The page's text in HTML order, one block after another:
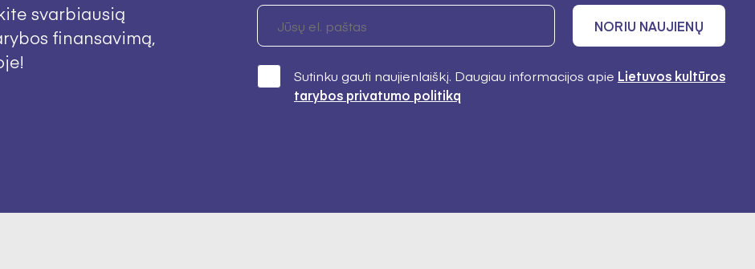
svarbiausią
finansavimą,
NORIU NAUJIENŲ
Sutinku gauti naujienlaiškį. Daugiau informacijos apie Lietuvos kultūros
tarybos privatumo politiką